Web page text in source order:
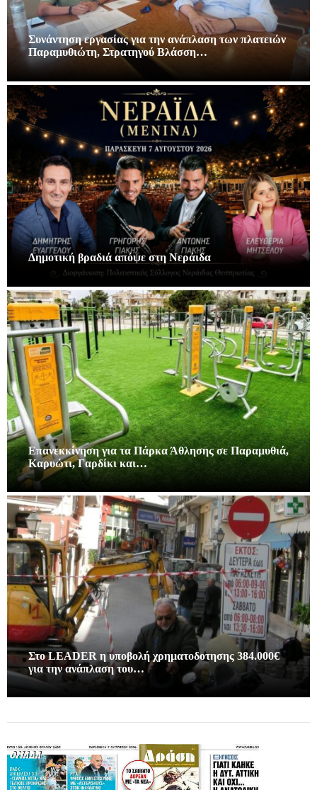
Συνάντηση εργασίας για την ανάπλαση των πλατειών
Παραμυθιώτη, Στρατηγού Βλάσση…
Δημοτική βραδιά απόψε στη Νεράιδα
Επανεκκίνηση για τα Πάρκα Άθλησης σε Παραμυθιά,
Καρυώτι, Γαρδίκι και…
Στο LEADER η υποβολή χρηματοδοτησης 384.000€
για την ανάπλαση του…